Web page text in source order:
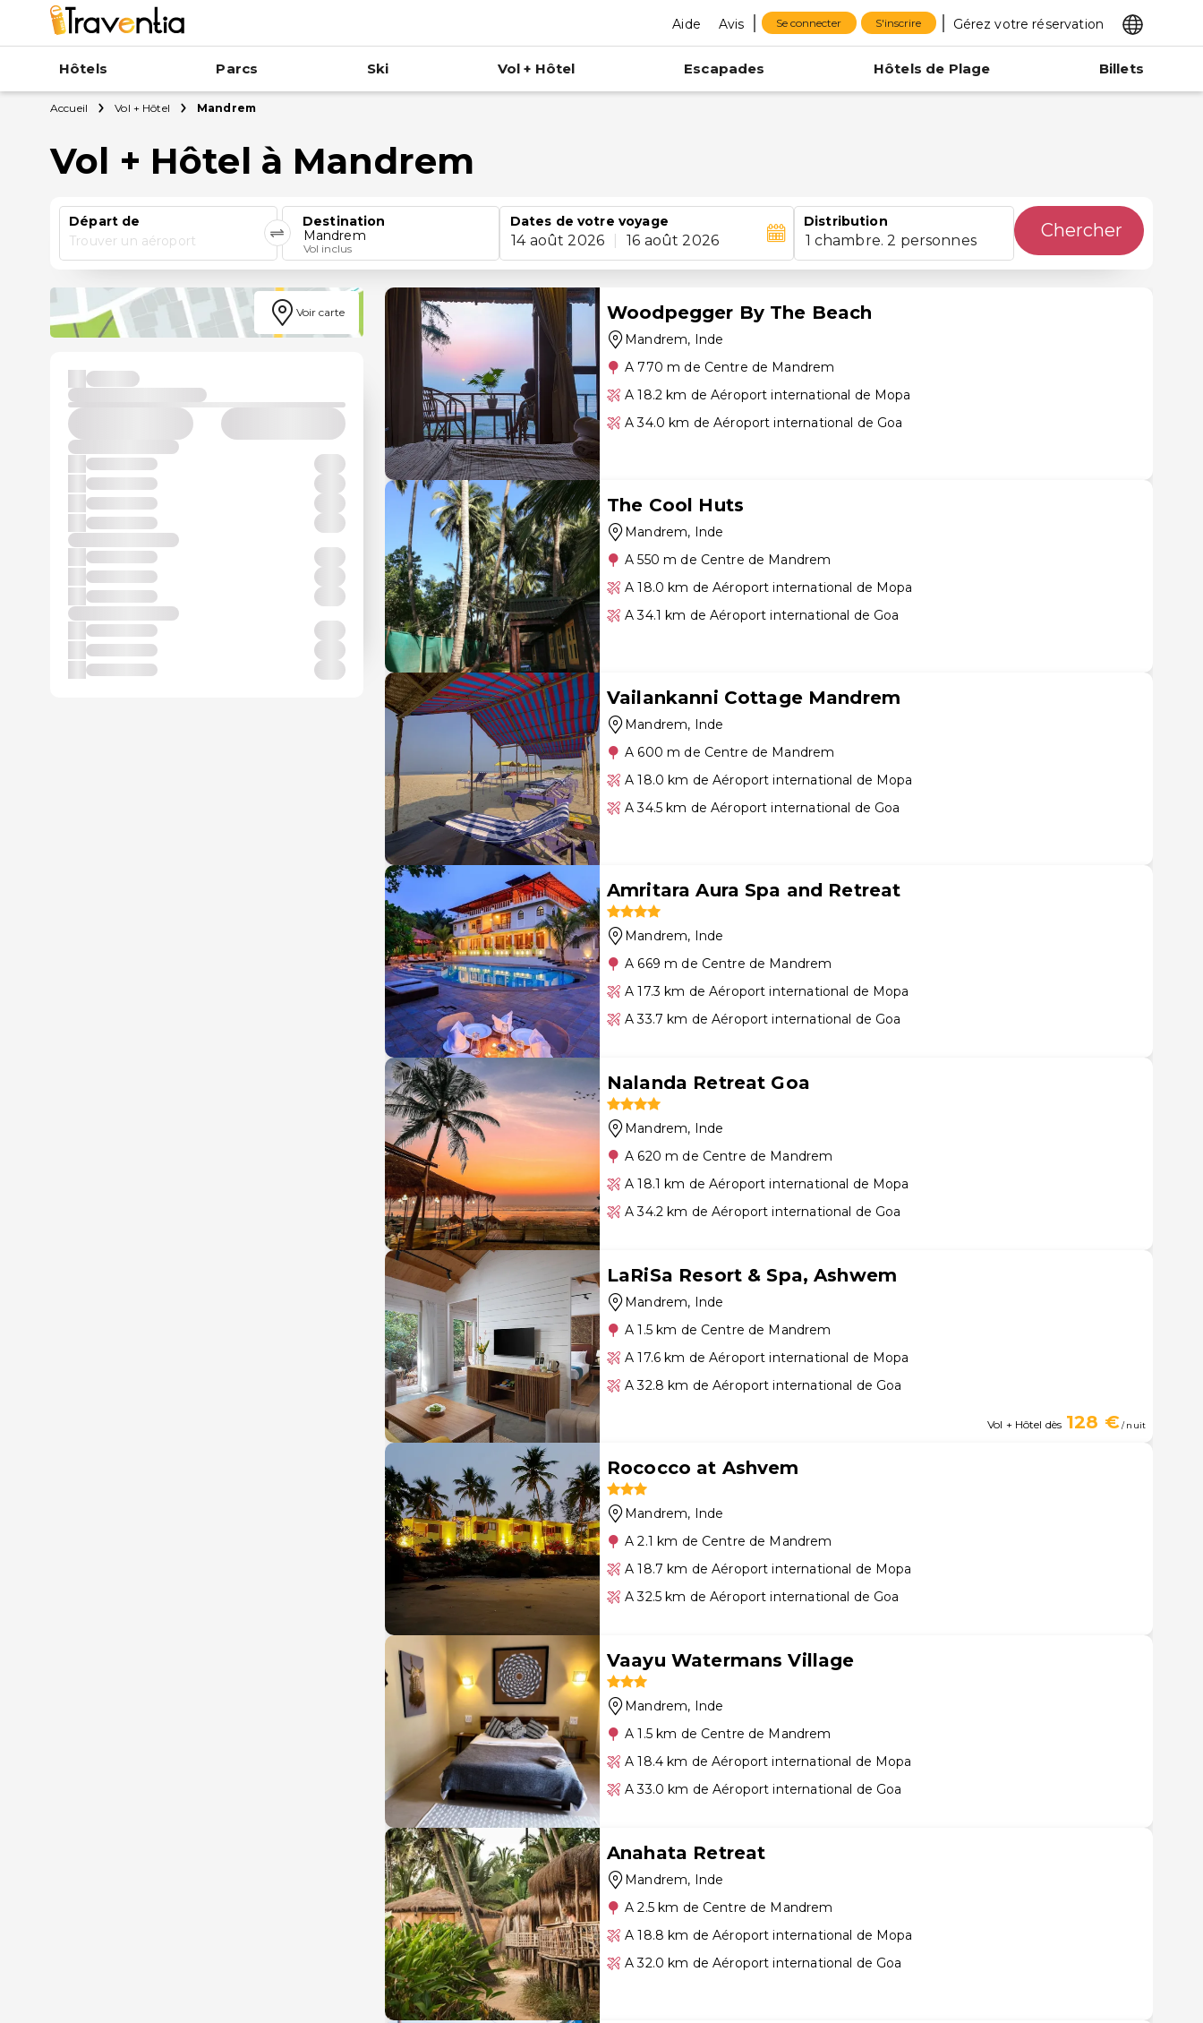
Aide Avis Se connecter S'inscrire Gérez votre réservation
Hôtels Parcs Ski Vol + Hôtel Escapades Hôtels de Plage Billets
Accueil Vol + Hôtel Mandrem
Vol + Hôtel à Mandrem
Départ de
Trouver un aéroport
Destination
Mandrem
Vol inclus
Dates de votre voyage
14 août 2026 16 août 2026
Distribution
1 chambre. 2 personnes Chercher
Voir carte Woodpegger By The Beach
Mandrem, Inde
A 770 m de Centre de Mandrem
A 18.2 km de Aéroport international de Mopa
A 34.0 km de Aéroport international de Goa
The Cool Huts
Mandrem, Inde
A 550 m de Centre de Mandrem
A 18.0 km de Aéroport international de Mopa
A 34.1 km de Aéroport international de Goa
Vailankanni Cottage Mandrem
Mandrem, Inde
A 600 m de Centre de Mandrem
A 18.0 km de Aéroport international de Mopa
A 34.5 km de Aéroport international de Goa
Amritara Aura Spa and Retreat
Mandrem, Inde
A 669 m de Centre de Mandrem
A 17.3 km de Aéroport international de Mopa
A 33.7 km de Aéroport international de Goa
Nalanda Retreat Goa
Mandrem, Inde
A 620 m de Centre de Mandrem
A 18.1 km de Aéroport international de Mopa
A 34.2 km de Aéroport international de Goa
LaRiSa Resort & Spa, Ashwem
Mandrem, Inde
A 1.5 km de Centre de Mandrem
A 17.6 km de Aéroport international de Mopa
A 32.8 km de Aéroport international de Goa
Vol + Hôtel dès 128 €/ nuit
Rococco at Ashvem
Mandrem, Inde
A 2.1 km de Centre de Mandrem
A 18.7 km de Aéroport international de Mopa
A 32.5 km de Aéroport international de Goa
Vaayu Watermans Village
Mandrem, Inde
A 1.5 km de Centre de Mandrem
A 18.4 km de Aéroport international de Mopa
A 33.0 km de Aéroport international de Goa
Anahata Retreat
Mandrem, Inde
A 2.5 km de Centre de Mandrem
A 18.8 km de Aéroport international de Mopa
A 32.0 km de Aéroport international de Goa